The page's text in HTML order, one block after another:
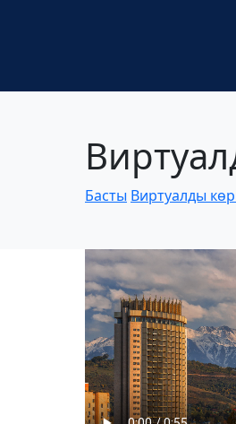
Басты Виртуалды